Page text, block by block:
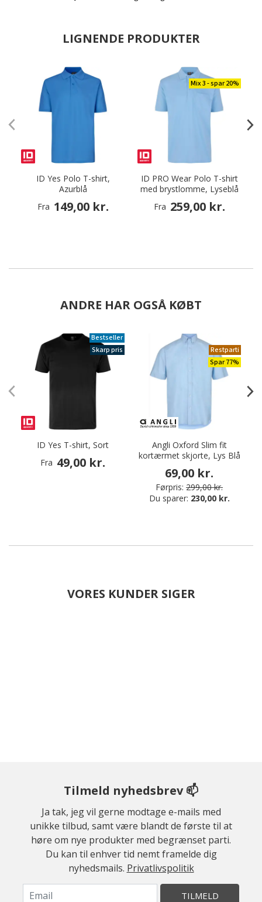
LIGNENDE PRODUKTER
ID Yes Polo T-shirt,
Azurblå
Fra 149,00 kr.
Mix 3 - spar 20%
ID PRO Wear Polo T-shirt
med brystlomme, Lyseblå
Fra 259,00 kr.
ANDRE HAR OGSÅ KØBT
Bestseller
Skarp pris
ID Yes T-shirt, Sort
Fra 49,00 kr.
Restparti
Spar 77%
Angli Oxford Slim fit
kortærmet skjorte, Lys Blå
69,00 kr.
Førpris: 299,00 kr.
Du sparer: 230,00 kr.
VORES KUNDER SIGER
Tilmeld nyhedsbrev 📫
Ja tak, jeg vil gerne modtage e-mails med
unikke tilbud, samt være blandt de første til at
høre om nye produkter med begrænset parti.
Du kan til enhver tid nemt framelde dig
nyhedsmails. Privatlivspolitik
TILMELD